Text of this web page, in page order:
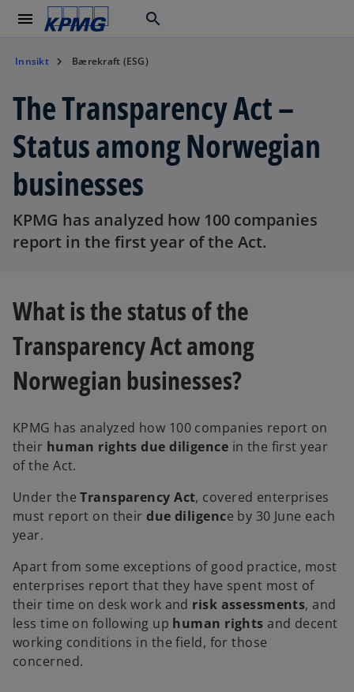
menu search
Innsikt Bærekraft (ESG)
The Transparency Act –
Status among Norwegian
businesses
KPMG has analyzed how 100 companies
report in the first year of the Act.
What is the status of the
Transparency Act among
Norwegian businesses?
KPMG has analyzed how 100 companies report on
their human rights due diligence in the first year
of the Act.
Under theTransparency Act, covered enterprises
must report on theirdue diligence by 30 June each
year.
Apart from some exceptions of good practice, most
enterprises report that they have spent most of
their time on desk work and risk assessments, and
less time on following up human rights and decent
working conditions in the field, for those
concerned.